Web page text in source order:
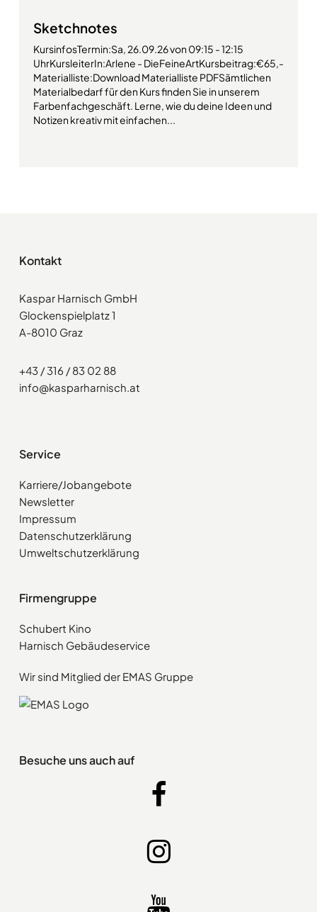
Sketchnotes
KursinfosTermin:Sa, 26.09.26 von 09:15 - 12:15
UhrKursleiterIn:Arlene - DieFeineArtKursbeitrag:€65,-
Materialliste:Download Materialliste PDFSämtlichen
Materialbedarf für den Kurs finden Sie in unserem
Farbenfachgeschäft. Lerne, wie du deine Ideen und
Notizen kreativ mit einfachen...
Kontakt
Kaspar Harnisch GmbH
Glockenspielplatz 1
A-8010 Graz
+43 / 316 / 83 02 88
info@kasparharnisch.at
Service
Karriere/Jobangebote
Newsletter
Impressum
Datenschutzerklärung
Umweltschutzerklärung
Firmengruppe
Schubert Kino
Harnisch Gebäudeservice
Wir sind Mitglied der EMAS Gruppe
Besuche uns auch auf